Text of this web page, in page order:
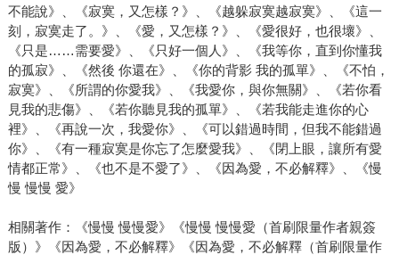
不能說》、《寂寞，又怎樣？》、《越躲寂寞越寂寞》、《這一
刻，寂寞走了。》、《愛，又怎樣？》、《愛很好，也很壞》、
《只是……需要愛》、《只好一個人》、《我等你，直到你懂我
的孤寂》、《然後 你還在》、《你的背影 我的孤單》、《不怕，
寂寞》、《所謂的你愛我》、《我愛你，與你無關》、《若你看
見我的悲傷》、《若你聽見我的孤單》、《若我能走進你的心
裡》、《再說一次，我愛你》、《可以錯過時間，但我不能錯過
你》、《有一種寂寞是你忘了怎麼愛我》、《閉上眼，讓所有愛
情都正常》、《也不是不愛了》、《因為愛，不必解釋》、《慢
慢 慢慢 愛》
相關著作：《慢慢 慢慢愛》《慢慢 慢慢愛（首刷限量作者親簽
版）》《因為愛，不必解釋》《因為愛，不必解釋（首刷限量作